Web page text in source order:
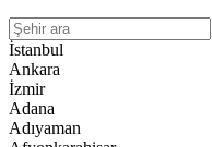
İstanbul
Ankara
İzmir
Adana
Adıyaman